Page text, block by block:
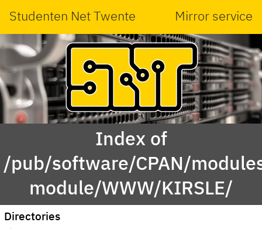
Studenten Net Twente Mirror service
Index of
/pub/software/CPAN/
module/WWW/KIRSLE/
Directories